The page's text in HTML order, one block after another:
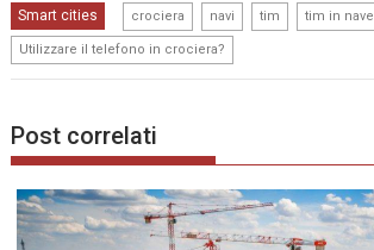
Smart cities crociera navi tim tim in nave
Utilizzare il telefono in crociera?
Post correlati